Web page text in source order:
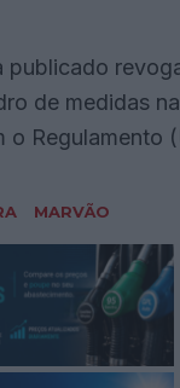
publicado
de medidas
Regulamento
MARVÃO